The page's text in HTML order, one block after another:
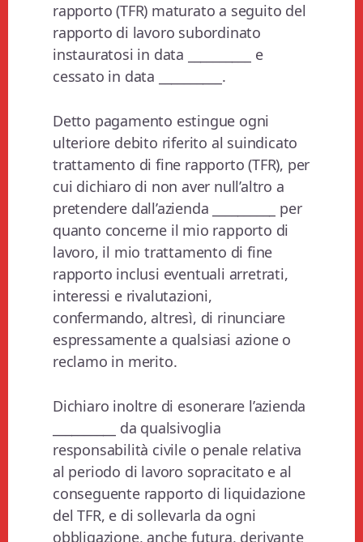
rapporto (TFR) maturato a seguito del
rapporto di lavoro subordinato
instauratosi in data __________ e
cessato in data __________.
Detto pagamento estingue ogni
ulteriore debito riferito al suindicato
trattamento di fine rapporto (TFR), per
cui dichiaro di non aver null’altro a
pretendere dall’azienda __________ per
quanto concerne il mio rapporto di
lavoro, il mio trattamento di fine
rapporto inclusi eventuali arretrati,
interessi e rivalutazioni,
confermando, altresì, di rinunciare
espressamente a qualsiasi azione o
reclamo in merito.
Dichiaro inoltre di esonerare l’azienda
__________ da qualsivoglia
responsabilità civile o penale relativa
al periodo di lavoro sopracitato e al
conseguente rapporto di liquidazione
del TFR, e di sollevarla da ogni
obbligazione, anche futura, derivante